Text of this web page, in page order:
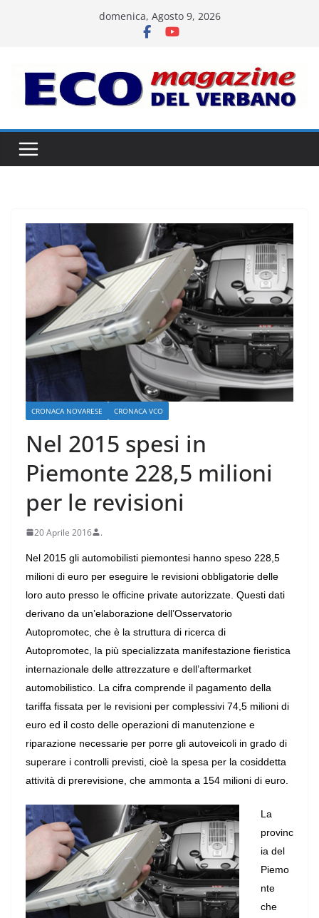
domenica, Agosto 9, 2026
CRONACA NOVARESE CRONACA VCO
Nel 2015 spesi in
Piemonte 228,5 milioni
per le revisioni
20 Aprile 2016 .
Nel 2015 gli automobilisti piemontesi hanno speso 228,5
milioni di euro per eseguire le revisioni obbligatorie delle
loro auto presso le officine private autorizzate. Questi dati
derivano da un’elaborazione dell’Osservatorio
Autopromotec, che è la struttura di ricerca di
Autopromotec, la più specializzata manifestazione fieristica
internazionale delle attrezzature e dell’aftermarket
automobilistico. La cifra comprende il pagamento della
tariffa fissata per le revisioni per complessivi 74,5 milioni di
euro ed il costo delle operazioni di manutenzione e
riparazione necessarie per porre gli autoveicoli in grado di
superare i controlli previsti, cioè la spesa per la cosiddetta
attività di prerevisione, che ammonta a 154 milioni di euro.
La
provinc
ia del
Piemo
nte
che